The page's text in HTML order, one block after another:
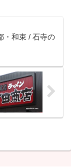
・和束 / 石寺の